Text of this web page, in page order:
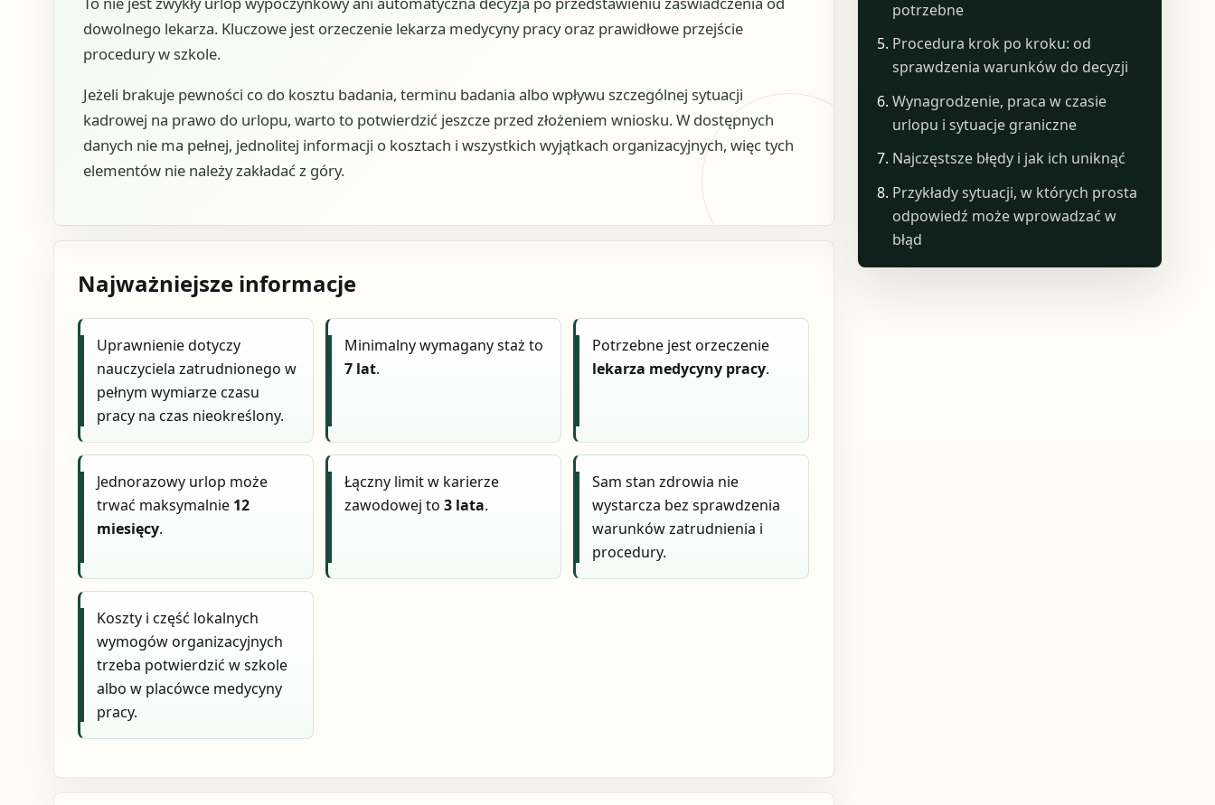
dowolnego lekarza. Kluczowe jest orzeczenie lekarza medycyny pracy oraz prawidłowe przejście
procedury w szkole.
Jeżeli brakuje pewności co do kosztu badania, terminu badania albo wpływu szczególnej sytuacji
kadrowej na prawo do urlopu, warto to potwierdzić jeszcze przed złożeniem wniosku. W dostępnych
danych nie ma pełnej, jednolitej informacji o kosztach i wszystkich wyjątkach organizacyjnych, więc tych
elementów nie należy zakładać z góry.
Najważniejsze informacje
Uprawnienie dotyczy
nauczyciela zatrudnionego w
pełnym wymiarze czasu
pracy na czas nieokreślony.
Minimalny wymagany staż to
7 lat.
Potrzebne jest orzeczenie
lekarza medycyny pracy.
Jednorazowy urlop może
trwać maksymalnie 12
miesięcy.
Łączny limit w karierze
zawodowej to3 lata.
Sam stan zdrowia nie
wystarcza bez sprawdzenia
warunków zatrudnienia i
procedury.
Koszty i część lokalnych
wymogów organizacyjnych
trzeba potwierdzić w szkole
albo w placówce medycyny
pracy.
potrzebne
Procedura krok po kroku: od
sprawdzenia warunków do decyzji
Wynagrodzenie, praca w czasie
urlopu i sytuacje graniczne
Najczęstsze błędy i jak ich uniknąć
Przykłady sytuacji, w których prosta
odpowiedź może wprowadzać w
błąd